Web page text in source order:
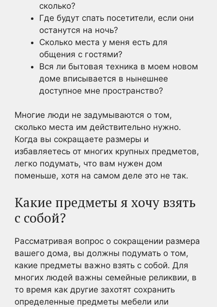
сколько?
Где будут спать посетители, если они
останутся на ночь?
Сколько места у меня есть для
общения с гостями?
Вся ли бытовая техника в моем новом
доме вписывается в нынешнее
доступное мне пространство?
Многие люди не задумываются о том,
сколько места им действительно нужно.
Когда вы сокращаете размеры и
избавляетесь от многих крупных предметов,
легко подумать, что вам нужен дом
поменьше, хотя на самом деле это не так.
Какие предметы я хочу взять
с собой?
Рассматривая вопрос о сокращении размера
вашего дома, вы должны подумать о том,
какие предметы важно взять с собой. Для
многих людей важны семейные реликвии, в
то время как другие захотят сохранить
определенные предметы мебели или